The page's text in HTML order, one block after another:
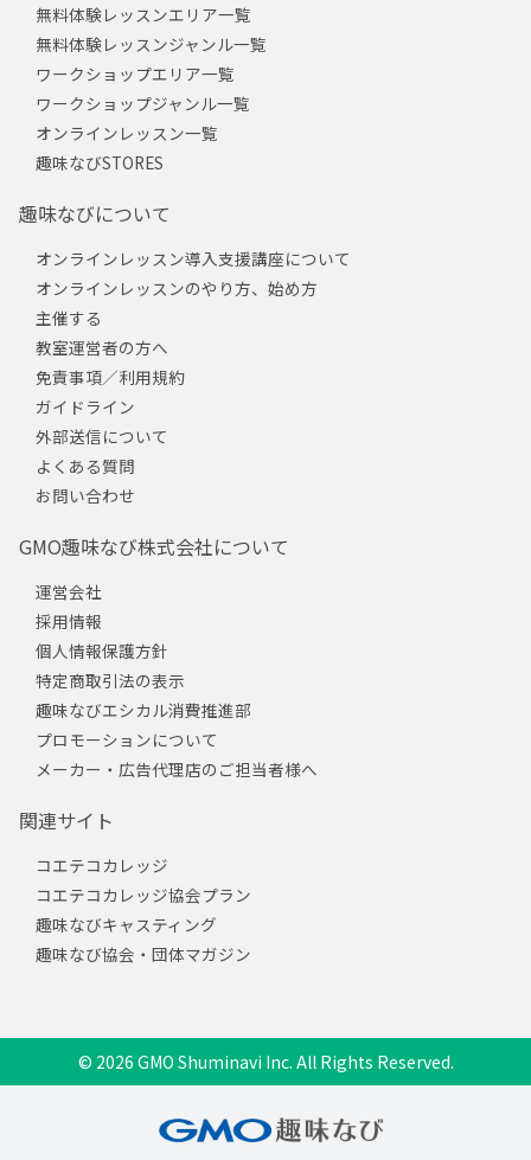
無料体験レッスンエリア一覧
無料体験レッスンジャンル一覧
ワークショップエリア一覧
ワークショップジャンル一覧
オンラインレッスン一覧
趣味なびSTORES
趣味なびについて
オンラインレッスン導入支援講座について
オンラインレッスンのやり方、始め方
主催する
教室運営者の方へ
免責事項／利用規約
ガイドライン
外部送信について
よくある質問
お問い合わせ
GMO趣味なび株式会社について
運営会社
採用情報
個人情報保護方針
特定商取引法の表示
趣味なびエシカル消費推進部
プロモーションについて
メーカー・広告代理店のご担当者様へ
関連サイト
コエテコカレッジ
コエテコカレッジ協会プラン
趣味なびキャスティング
趣味なび協会・団体マガジン
© 2026 GMO Shuminavi Inc. All Rights Reserved.